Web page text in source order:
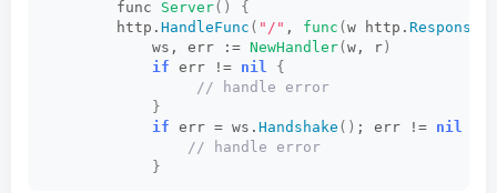
        func
Server()
{
        http.
HandleFunc ( "/" , func ( w http.
            ws, err :=
NewHandler( w, r )
if err != nil
{
// handle error
}
if err = ws. Handshake () ; err != nil
// handle error
}